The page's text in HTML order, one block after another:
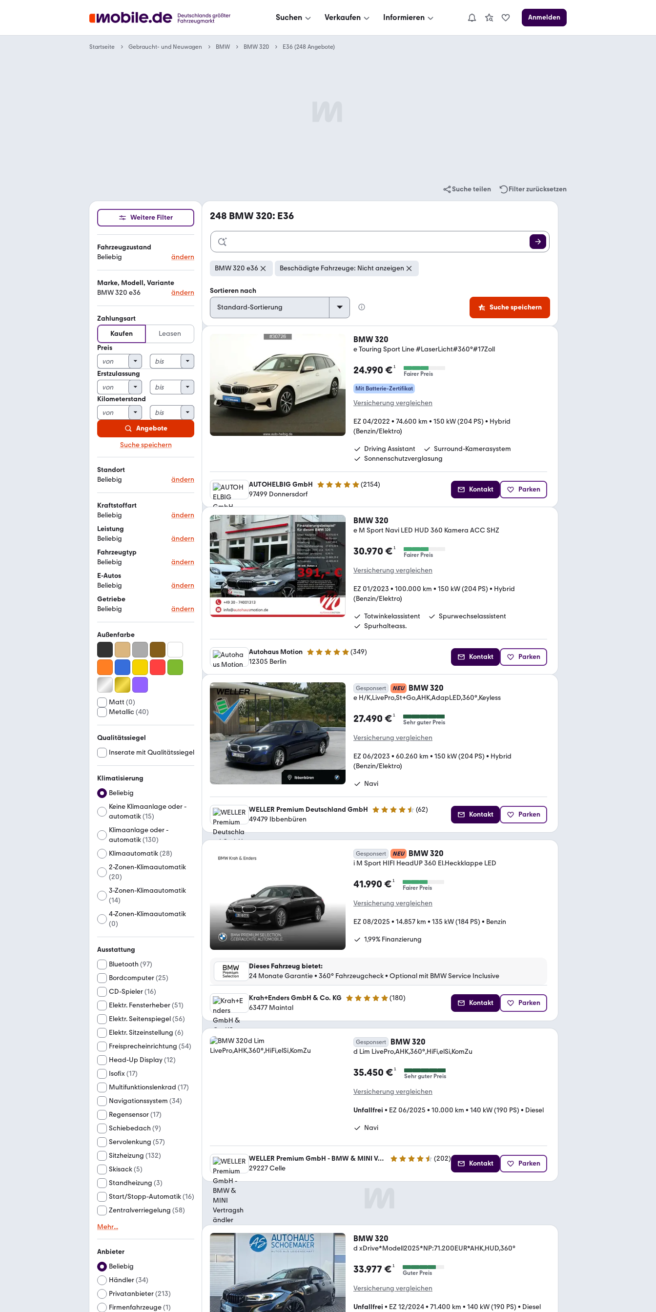
Suchen Verkaufen Informieren Anmelden
Startseite Gebraucht- und Neuwagen BMW BMW 320 E36 (248 Angebote)
Suche teilen Filter zurücksetzen
Weitere Filter
Fahrzeugzustand
Beliebig
ändern
Marke, Modell, Variante
BMW 320 e36
ändern
Zahlungsart
Kaufen
Leasen
Preis
Erstzulassung
Kilometerstand
Angebote
Suche speichern
Standort
Beliebig
ändern
Kraftstoffart
Beliebig
ändern
Leistung
Beliebig
ändern
Fahrzeugtyp
Beliebig
ändern
E-Autos
Beliebig
ändern
Getriebe
Beliebig
ändern
Außenfarbe
Matt (0)
Metallic(40)
Qualitätssiegel
Inserate mit Qualitätssiegel
Klimatisierung
Beliebig
Keine Klimaanlage oder -
automatik(15)
Klimaanlage oder -
automatik(130)
Klimaautomatik(28)
2-Zonen-Klimaautomatik
(20)
3-Zonen-Klimaautomatik
(14)
4-Zonen-Klimaautomatik
(0)
Ausstattung
Bluetooth (97)
Bordcomputer(25)
CD-Spieler(16)
Elektr. Fensterheber(51)
Elektr. Seitenspiegel(56)
Elektr. Sitzeinstellung (6)
Freisprecheinrichtung (54)
Head-Up Display(12)
Isofix(17)
Multifunktionslenkrad (17)
Navigationssystem (34)
Regensensor(17)
Schiebedach (9)
Servolenkung (57)
Sitzheizung (132)
Skisack(5)
Standheizung (3)
Start/Stopp-Automatik(16)
Zentralverriegelung (58)
Mehr...
Anbieter
Beliebig
Händler(34)
Privatanbieter(213)
Firmenfahrzeuge(1)
248 BMW 320: E36
BMW 320 e36 Beschädigte Fahrzeuge: Nicht anzeigen
Sortieren nach
Suche speichern
BMW 320
e Touring Sport Line #LaserLicht#360°#17Zoll
24.990 €¹
Fairer Preis
Mit Batterie-Zertifikat
Versicherung vergleichen
EZ 04/2022 • 74.600 km • 150 kW (204 PS) • Hybrid
(Benzin/Elektro)
Driving Assistant
Surround-Kamerasystem
Sonnenschutzverglasung
AUTOHELBIG GmbH 4.8 Sterne (2154)
97499 Donnersdorf
Kontakt Parken
BMW 320
e M Sport Navi LED HUD 360 Kamera ACC SHZ
30.970 €¹
Fairer Preis
Versicherung vergleichen
EZ 01/2023 • 100.000 km • 150 kW (204 PS) • Hybrid
(Benzin/Elektro)
Totwinkelassistent
Spurwechselassistent
Spurhalteass.
Autohaus Motion 5 Sterne (349)
12305 Berlin
Kontakt Parken
Gesponsert NEU BMW 320
e H/K,LivePro,St+Go,AHK,AdapLED,360°,Keyless
27.490 €¹
Sehr guter Preis
Versicherung vergleichen
EZ 06/2023 • 60.260 km • 150 kW (204 PS) • Hybrid
(Benzin/Elektro)
Navi
WELLER Premium Deutschland GmbH 4.4 Sterne (62)
49479 Ibbenbüren
Kontakt Parken
Gesponsert NEU BMW 320
i M Sport HIFI HeadUP 360 El.Heckklappe LED
41.990 €¹
Fairer Preis
Versicherung vergleichen
EZ 08/2025 • 14.857 km • 135 kW (184 PS) • Benzin
1,99% Finanzierung
Dieses Fahrzeug bietet:
24 Monate Garantie• 360° Fahrzeugcheck• Optional mit BMW Service Inclusive
Krah+Enders GmbH & Co. KG 4.9 Sterne (180)
63477 Maintal
Kontakt Parken
Gesponsert BMW 320
d Lim LivePro,AHK,360°,HiFi,elSi,KomZu
35.450 €¹
Sehr guter Preis
Versicherung vergleichen
Unfallfrei • EZ 06/2025 • 10.000 km • 140 kW (190 PS) • Diesel
Navi
WELLER Premium GmbH - BMW & MINI Vertragshändler 4.4 Sterne (202)
29227 Celle
Kontakt Parken
BMW 320
d xDrive*Modell2025*NP:71.200EUR*AHK,HUD,360°
33.977 €¹
Guter Preis
Versicherung vergleichen
Unfallfrei • EZ 12/2024• 71.400 km • 140 kW (190 PS) • Diesel